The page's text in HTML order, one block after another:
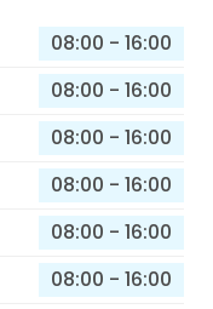
08:00 - 16:00
08:00 - 16:00
08:00 - 16:00
08:00 - 16:00
08:00 - 16:00
08:00 - 16:00